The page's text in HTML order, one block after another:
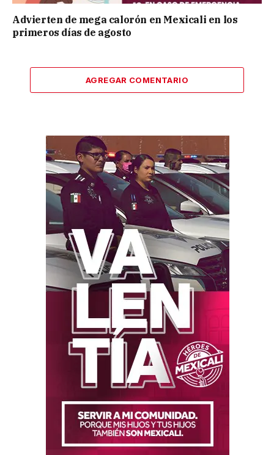
Advierten de mega calorón en Mexicali en los
primeros días de agosto
AGREGAR COMENTARIO